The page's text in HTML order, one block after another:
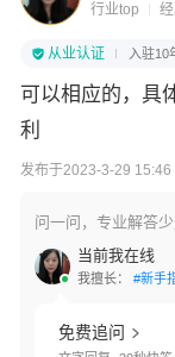
行业top
从业认证 入驻10
可以相应的，具
利
发布于2023-3-29 15:46
问一问，专业解答
当前我在线
我擅长： #新手
免费追问